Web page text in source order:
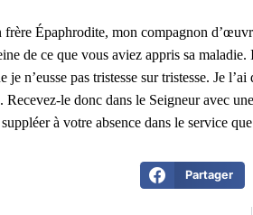
frère Épaphrodite, mon compagnon
de ce que vous aviez appris sa
n’eusse pas tristesse sur tristesse. Je
le donc dans le Seigneur avec
à votre absence dans le service
Partager